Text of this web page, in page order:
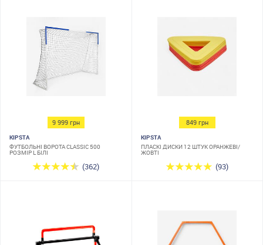
9 999 грн
KIPSTA
ФУТБОЛЬНІ ВОРОТА CLASSIC 500
РОЗМІР L БІЛІ
(362)
849 грн
KIPSTA
ПЛАСКІ ДИСКИ 12 ШТУК ОРАНЖЕВІ/
ЖОВТІ
(93)